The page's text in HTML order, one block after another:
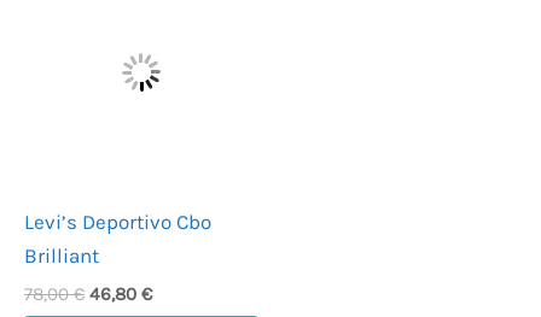
Levi’s Deportivo Cbo
Brilliant
78,00€
78,00 €.
46,80 €
46,80 €.